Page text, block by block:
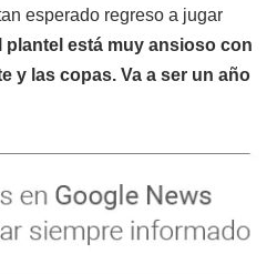
esperado regreso a jugar
plantel está muy ansioso con
y las copas. Va a ser un año